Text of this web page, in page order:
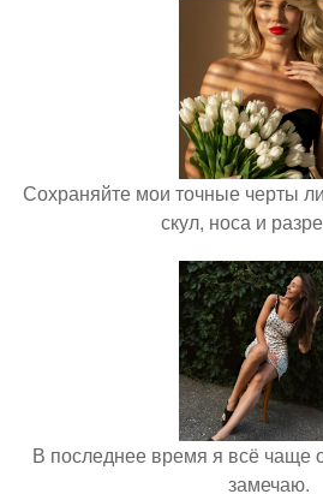
Сохраняйте мои точные черты
скул, носа и
В последнее время я всё чаще
замечаю.